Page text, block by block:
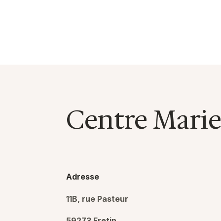
Centre
Adresse
11B, rue Pasteur